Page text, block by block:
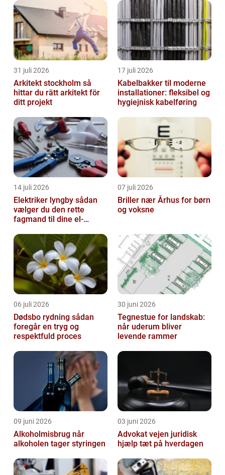
over internette...
31 juli 2026
Arkitekt stockholm så
hittar du rätt arkitekt för
ditt projekt
17 juli 2026
Kabelbakker til moderne
installationer: fleksibel og
hygiejnisk kabelføring
14 juli 2026
Elektriker lyngby sådan
vælger du den rette
fagmand til dine el-
07 juli 2026
Briller nær Århus for børn
og voksne
06 juli 2026
Dødsbo rydning sådan
foregår en tryg og
respektfuld proces
30 juni 2026
Tegnestue for landskab:
når uderum bliver
levende rammer
09 juni 2026
Alkoholmisbrug når
alkoholen tager styringen
03 juni 2026
Advokat vejen juridisk
hjælp tæt på hverdagen